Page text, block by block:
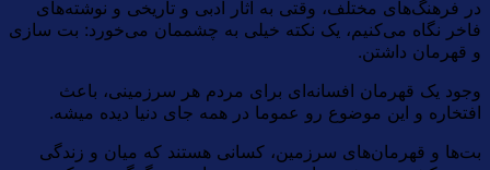
در فرهنگ‌های مختلف، وقتی به آثار ادبی و تاریخی و نوشته‌های
فاخر نگاه می‌کنیم، یک نکته خیلی به چشممان می‌خورد: بت سازی
و قهرمان داشتن.
وجود یک قهرمان افسانه‌ای برای مردم هر سرزمینی، باعث
افتخاره و این موضوع رو عموما در همه جای دنیا دیده میشه.
بت‌ها و قهرمان‌های سرزمین، کسانی هستند که میان و زندگی